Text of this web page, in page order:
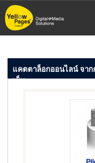
ข้าม
ไป
หลัก
แคตตาล็อกออนไลน์ จาก
เข็ม